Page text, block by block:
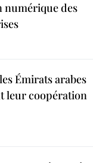
des
Émirats arabes
leur coopération